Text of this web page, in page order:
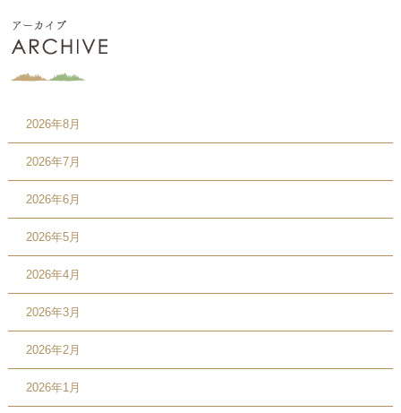
2026年8月
2026年7月
2026年6月
2026年5月
2026年4月
2026年3月
2026年2月
2026年1月